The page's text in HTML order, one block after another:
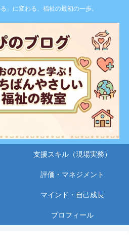
」に変わる、福祉の最初の一歩。
支援スキル（現場実務）
評価・マネジメント
マインド・自己成長
プロフィール